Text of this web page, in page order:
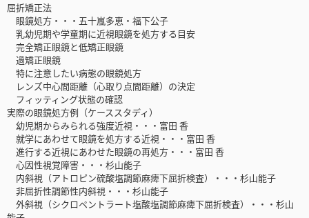
屈折矯正法
眼鏡処方・・・五十嵐多恵・福下公子
乳幼児期や学童期に近視眼鏡を処方する目安
完全矯正眼鏡と低矯正眼鏡
過矯正眼鏡
特に注意したい病態の眼鏡処方
レンズ中心間距離（心取り点間距離）の決定
フィッティング状態の確認
実際の眼鏡処方例（ケーススタディ）
幼児期からみられる強度近視・・・富田 香
就学にあわせて眼鏡を処方する近視・・・富田 香
進行する近視にあわせた眼鏡の再処方・・・富田 香
心因性視覚障害・・・杉山能子
内斜視（アトロピン硫酸塩調節麻痺下屈折検査）・・・杉山能子
非屈折性調節性内斜視・・・杉山能子
外斜視（シクロペントラート塩酸塩調節麻痺下屈折検査）・・・杉山